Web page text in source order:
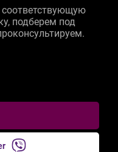
подберем под